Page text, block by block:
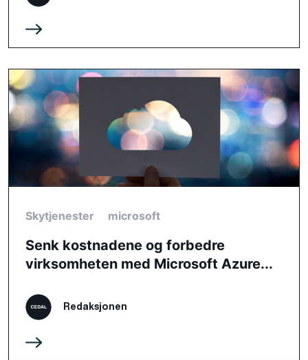
Skytjenester microsoft
Senk kostnadene og forbedre
virksomheten med Microsoft Azure...
Redaksjonen